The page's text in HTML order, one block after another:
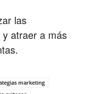
las
atraer a más
marketing